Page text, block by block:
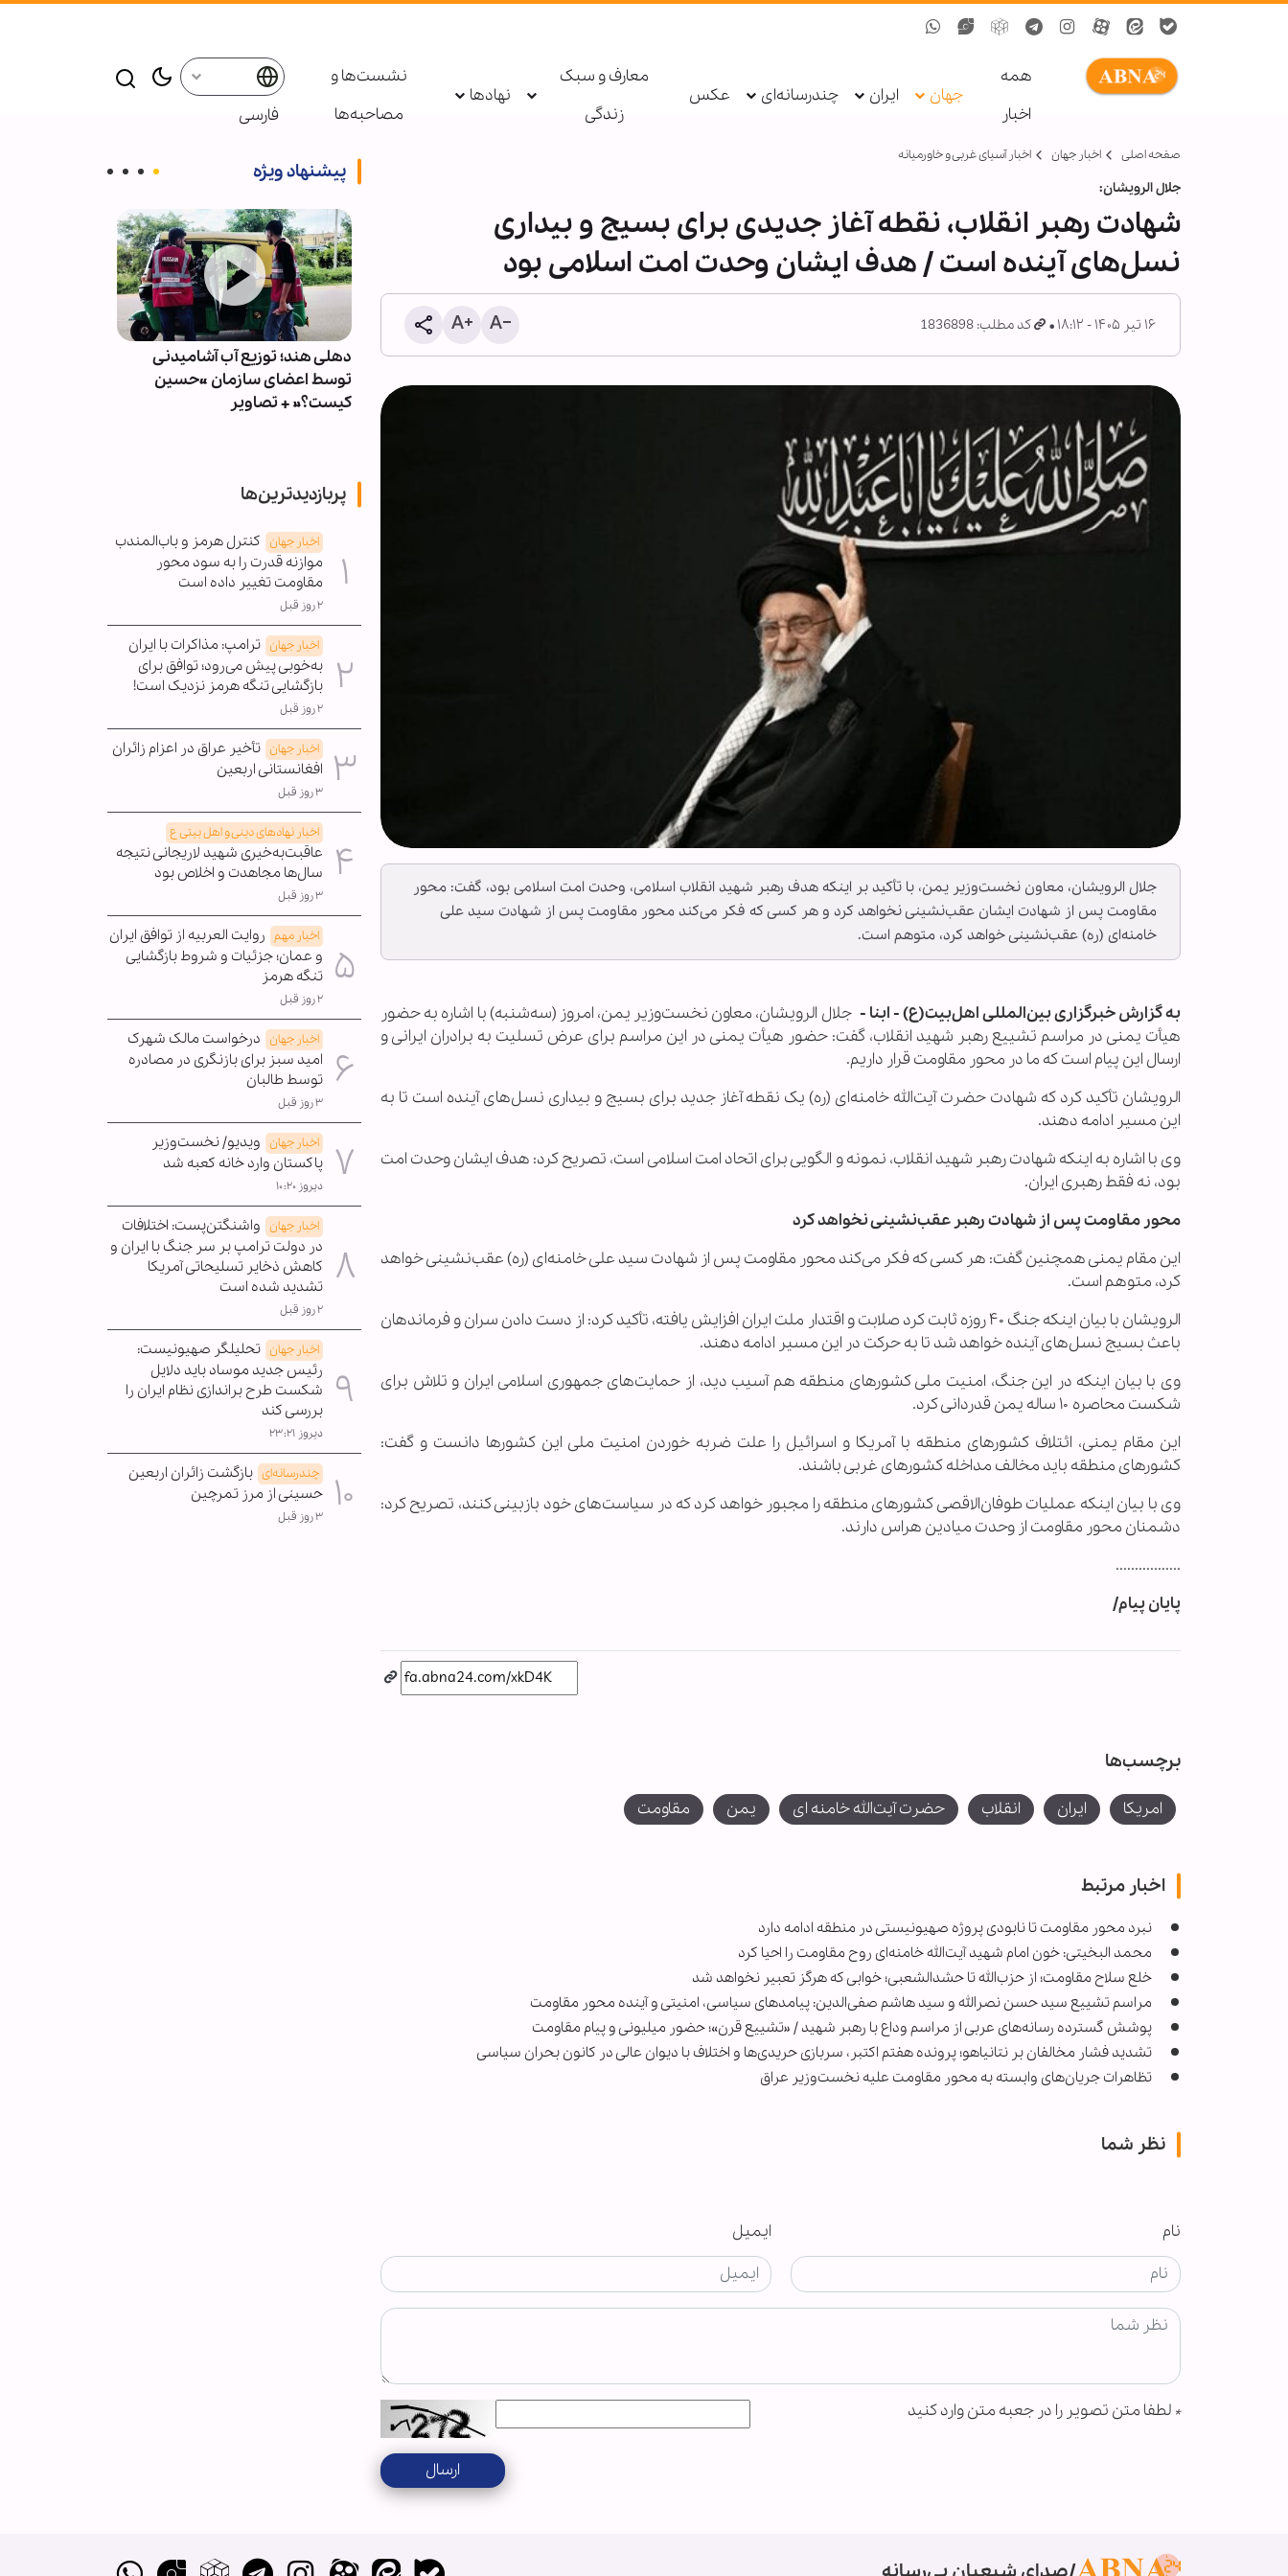
همه
اخبار
جهان ایران چندرسانه‌ای عکس
معارف و سبک
زندگی
نهادها
نشست‌ها و
مصاحبه‌ها
فارسی
صفحه اصلی اخبار جهان اخبار آسیای غربی و خاورمیانه
جلال الرویشان:
شهادت رهبر انقلاب، نقطه آغاز جدیدی برای بسیج و بیداری
نسل‌های آینده است / هدف ایشان وحدت امت اسلامی بود
۱۶ تیر ۱۴۰۵ - ۱۸:۱۲ کد مطلب: 1836898
جلال الرویشان، معاون نخست‌وزیر یمن، با تأکید بر اینکه هدف رهبر شهید انقلاب اسلامی، وحدت امت اسلامی بود، گفت: محور
مقاومت پس از شهادت ایشان عقب‌نشینی نخواهد کرد و هر کسی که فکر می‌کند محور مقاومت پس از شهادت سید علی
خامنه‌ای (ره) عقب‌نشینی خواهد کرد، متوهم است.
به گزارش خبرگزاری بین‌المللی اهل‌بیت(ع) - ابنا -جلال الرویشان، معاون نخست‌وزیر یمن، امروز (سه‌شنبه) با اشاره به حضور
هیأت یمنی در مراسم تشییع رهبر شهید انقلاب، گفت: حضور هیأت یمنی در این مراسم برای عرض تسلیت به برادران ایرانی و
ارسال این پیام است که ما در محور مقاومت قرار داریم.
الرویشان تأکید کرد که شهادت حضرت آیت‌الله خامنه‌ای (ره) یک نقطه آغاز جدید برای بسیج و بیداری نسل‌های آینده است تا به
این مسیر ادامه دهند.
وی با اشاره به اینکه شهادت رهبر شهید انقلاب، نمونه و الگویی برای اتحاد امت اسلامی است، تصریح کرد: هدف ایشان وحدت امت
بود، نه فقط رهبری ایران.
محور مقاومت پس از شهادت رهبر عقب‌نشینی نخواهد کرد
این مقام یمنی همچنین گفت: هر کسی که فکر می‌کند محور مقاومت پس از شهادت سید علی خامنه‌ای (ره) عقب‌نشینی خواهد
کرد، متوهم است.
الرویشان با بیان اینکه جنگ ۴۰ روزه ثابت کرد صلابت و اقتدار ملت ایران افزایش یافته، تأکید کرد: از دست دادن سران و فرماندهان
باعث بسیج نسل‌های آینده خواهد شد تا به حرکت در این مسیر ادامه دهند.
وی با بیان اینکه در این جنگ، امنیت ملی کشورهای منطقه هم آسیب دید، از حمایت‌های جمهوری اسلامی ایران و تلاش برای
شکست محاصره ۱۰ ساله یمن قدردانی کرد.
این مقام یمنی، ائتلاف کشورهای منطقه با آمریکا و اسرائیل را علت ضربه خوردن امنیت ملی این کشورها دانست و گفت:
کشورهای منطقه باید مخالف مداخله کشورهای غربی باشند.
وی با بیان اینکه عملیات طوفان‌الاقصی کشورهای منطقه را مجبور خواهد کرد که در سیاست‌های خود بازبینی کنند، تصریح کرد:
دشمنان محور مقاومت از وحدت میادین هراس دارند.
.................
پایان پیام/
برچسب‌ها
امریکا ایران انقلاب حضرت آیت‌الله خامنه ای یمن مقاومت
اخبار مرتبط
نبرد محور مقاومت تا نابودی پروژه صهیونیستی در منطقه ادامه دارد
محمد البخیتی: خون امام شهید آیت‌الله خامنه‌ای روح مقاومت را احیا کرد
خلع سلاح مقاومت؛ از حزب‌الله تا حشدالشعبی؛ خوابی که هرگز تعبیر نخواهد شد
مراسم تشییع سید حسن نصرالله و سید هاشم صفی‌الدین: پیامدهای سیاسی، امنیتی و آینده محور مقاومت
پوشش گسترده رسانه‌های عربی از مراسم وداع با رهبر شهید / «تشییع قرن»؛ حضور میلیونی و پیام مقاومت
تشدید فشار مخالفان بر نتانیاهو؛ پرونده هفتم اکتبر، سربازی حریدی‌ها و اختلاف با دیوان عالی در کانون بحران سیاسی
تظاهرات جریان‌های وابسته به محور مقاومت علیه نخست‌وزیر عراق
نظر شما
نام ایمیل
* لطفا متن تصویر را در جعبه متن وارد کنید
ارسال
پیشنهاد ویژه
خبرنگار حقیقت را تنها نمی‌گذارد
دهلی هند؛ توزیع آب آشامیدنی
توسط اعضای سازمان «حسین
کیست؟» + تصاویر
پربازدیدترین‌ها
اخبار جهان کنترل هرمز و باب‌المندب
موازنه قدرت را به سود محور
مقاومت تغییر داده است
۲ روز قبل
اخبار جهان ترامپ: مذاکرات با ایران
به‌خوبی پیش می‌رود؛ توافق برای
بازگشایی تنگه هرمز نزدیک است!
۲ روز قبل
اخبار جهان تأخیر عراق در اعزام زائران
افغانستانی اربعین
۳ روز قبل
اخبار نهادهای دینی و اهل بیتی ع
عاقبت‌به‌خیری شهید لاریجانی نتیجه
سال‌ها مجاهدت و اخلاص بود
۳ روز قبل
اخبار مهم روایت العربیه از توافق ایران
و عمان؛ جزئیات و شروط بازگشایی
تنگه هرمز
۲ روز قبل
اخبار جهان درخواست مالک شهرک
امید سبز برای بازنگری در مصادره
توسط طالبان
۳ روز قبل
اخبار جهان ویدیو/ نخست‌وزیر
پاکستان وارد خانه کعبه شد
دیروز ۱۰:۲۰
اخبار جهان واشنگتن‌پست: اختلافات
در دولت ترامپ بر سر جنگ با ایران و
کاهش ذخایر تسلیحاتی آمریکا
تشدید شده است
۲ روز قبل
اخبار جهان تحلیلگر صهیونیست:
رئیس جدید موساد باید دلایل
شکست طرح براندازی نظام ایران را
بررسی کند
دیروز ۲۳:۲۱
چندرسانه‌ای بازگشت زائران اربعین
حسینی از مرز تمرچین
۳ روز قبل